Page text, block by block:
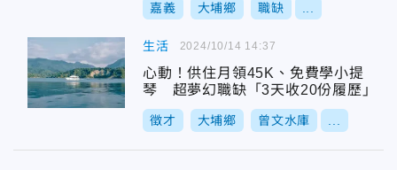
嘉義 大埔鄉 職缺
生活
心動！供住月領45K、免費學小提
琴 超夢幻職缺「3天收20份履歷」
徵才 大埔鄉 曾文水庫
2024/10/14 14:37